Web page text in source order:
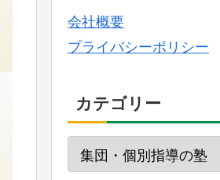
会社概要
プライバシーポリシー
カテゴリー